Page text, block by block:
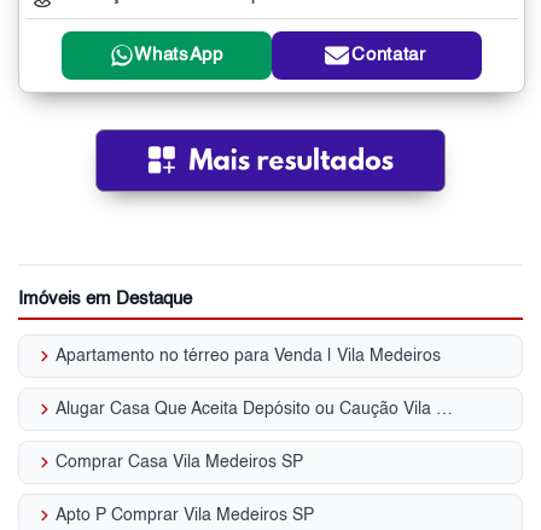
WhatsApp Contatar
Imóveis em Destaque
keyboard_arrow_right Apartamento no térreo para Venda | Vila Medeiros
keyboard_arrow_right Alugar Casa Que Aceita Depósito ou Caução Vila Medeiros - SP
keyboard_arrow_right Comprar Casa Vila Medeiros SP
keyboard_arrow_right Apto P Comprar Vila Medeiros SP